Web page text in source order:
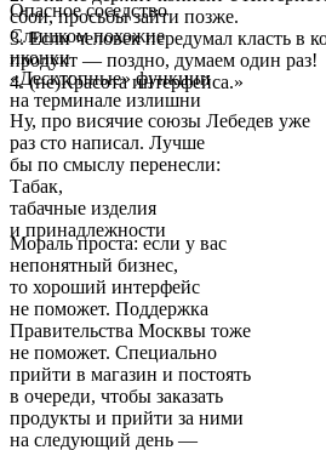
сбои, просьбы зайти позже.
3. Если человек передумал класть в
продукт — поздно, думаем один раз!
4. (не)Красота интерфейса.»
Опасное соседство
Слишком похожие
иконки
«Десктопные» функции
на терминале излишни
Ну, про висячие союзы Лебедев уже
раз сто написал. Лучше
бы по смыслу перенесли:
Табак,
табачные изделия
и принадлежности
Мораль проста: если у вас
непонятный бизнес,
то хороший интерфейс
не поможет. Поддержка
Правительства Москвы тоже
не поможет. Специально
прийти в магазин и постоять
в очереди, чтобы заказать
продукты и прийти за ними
на следующий день —